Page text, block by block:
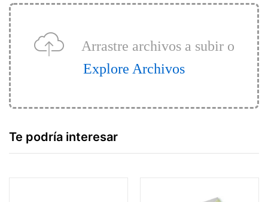
Arrastre archivos a subir o
Explore Archivos
Te podría interesar